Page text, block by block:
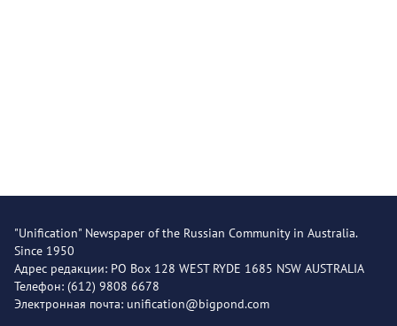
"Unification" Newspaper of the Russian Community in Australia.
Since 1950
Адрес редакции: PO Box 128 WEST RYDE 1685 NSW AUSTRALIA
Телефон: (612) 9808 6678
Электронная почта: unification@bigpond.com